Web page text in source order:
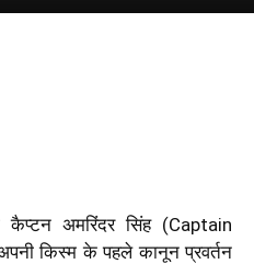
अमरिंदर सिंह (Captain
किस्म के पहले कानून प्रवर्तन